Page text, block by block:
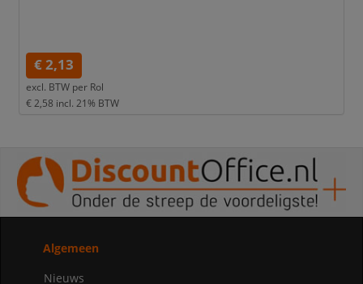
€ 2,13
excl. BTW per Rol
€ 2,58 incl. 21% BTW
Algemeen
Nieuws